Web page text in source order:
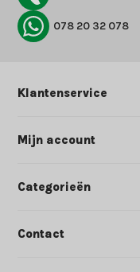
078 20 32 078
Klantenservice
Mijn account
Categorieën
Contact